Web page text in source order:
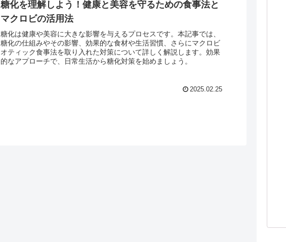
糖化を理解しよう！健康と美容を守るための食事法と
マクロビの活用法
糖化は健康や美容に大きな影響を与えるプロセスです。本記事では、
糖化の仕組みやその影響、効果的な食材や生活習慣、さらにマクロビ
オティック食事法を取り入れた対策について詳しく解説します。効果
的なアプローチで、日常生活から糖化対策を始めましょう。
2025.02.25